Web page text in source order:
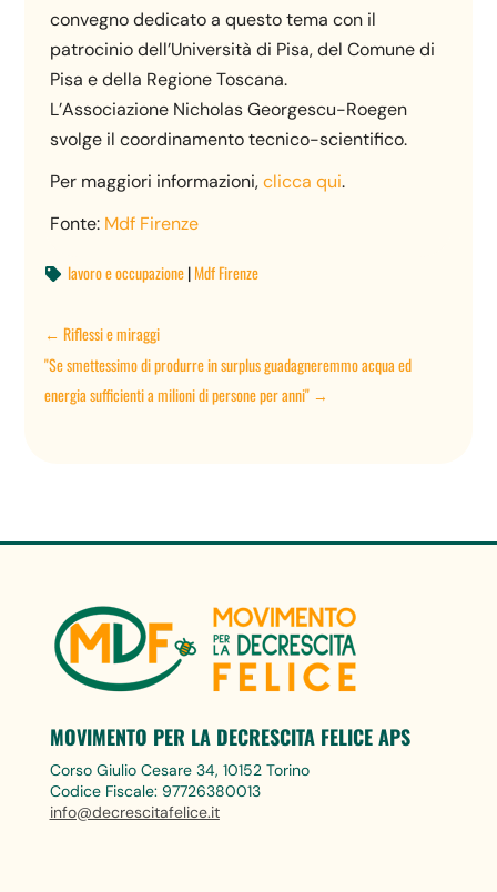
convegno dedicato a questo tema con il
patrocinio dell’Università di Pisa, del Comune di
Pisa e della Regione Toscana.
L’Associazione Nicholas Georgescu-Roegen
svolge il coordinamento tecnico-scientifico.
Per maggiori informazioni,clicca qui.
Fonte: Mdf Firenze
 lavoro e occupazione|Mdf Firenze
←Riflessi e miraggi
"Se smettessimo di produrre in surplus guadagneremmo acqua ed
energia sufficienti a milioni di persone per anni" →
MOVIMENTO PER LA DECRESCITA FELICE APS
Corso Giulio Cesare 34, 10152 Torino
Codice Fiscale: 97726380013
info@decrescitafelice.it